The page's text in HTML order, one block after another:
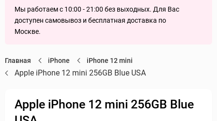
Мы работаем с 10:00 - 21:00 без выходных. Для Вас
доступен самовывоз и бесплатная доставка по
Москве.
Главная iPhone iPhone 12 mini
Apple iPhone 12 mini 256GB Blue USA
Apple iPhone 12 mini 256GB Blue